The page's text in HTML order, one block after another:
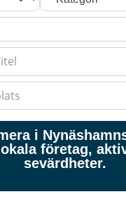
i
företag,
sevärdheter.